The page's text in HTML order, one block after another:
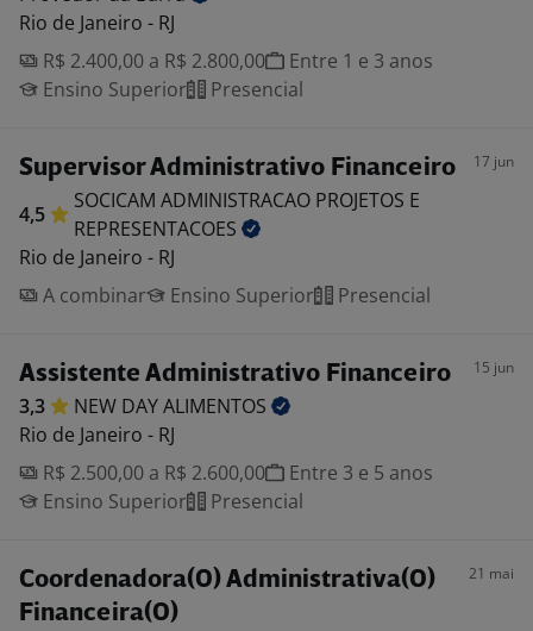
Rio de Janeiro - RJ
R$ 2.400,00 a R$ 2.800,00
Entre 1 e 3 anos
Ensino Superior
Presencial
Supervisor Administrativo Financeiro 17 jun
4,5
SOCICAM ADMINISTRACAO PROJETOS E
REPRESENTACOES
Rio de Janeiro - RJ
A combinar
Ensino Superior Presencial
Assistente Administrativo Financeiro 15 jun
3,3 NEW DAYALIMENTOS
Rio de Janeiro - RJ
R$ 2.500,00 a R$ 2.600,00
Entre 3 e 5 anos
Ensino Superior
Presencial
Coordenadora(O) Administrativa(O)
Financeira(O)
21 mai